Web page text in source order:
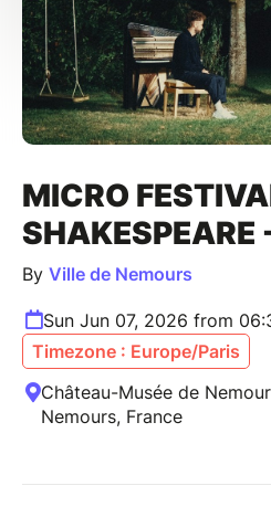
MICRO
SHAKESPEARE
By Ville de Nemours
Sun Jun 07, 2026 from
Timezone : Europe/Paris
Château-Musée de
Nemours, France